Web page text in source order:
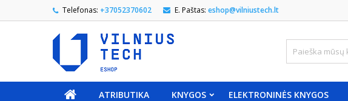
Telefonas: +37052370602 E. Paštas: eshop@vilniustech.lt
ATRIBUTIKA KNYGOS ELEKTRONINĖS KNYGOS